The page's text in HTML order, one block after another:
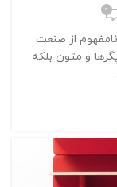
0
از صنعت
و متون بلکه